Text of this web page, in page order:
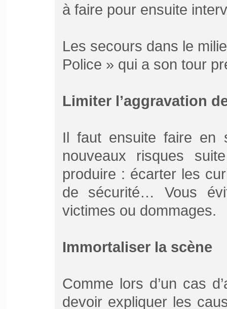
à faire pour ensuite
Les secours dans le
Police » qui a son tour
Limiter l’aggravation
Il faut ensuite faire en
nouveaux risques
produire : écarter les
de sécurité… Vous
victimes ou dommages.
Immortaliser la scène
Comme lors d’un cas
devoir expliquer les